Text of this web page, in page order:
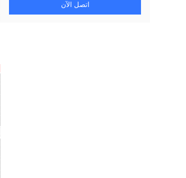
اتصل الآن